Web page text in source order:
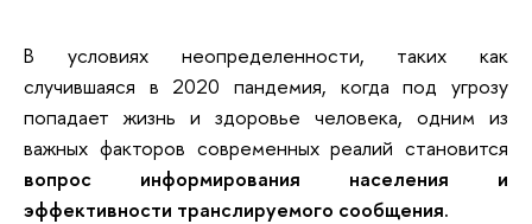
В условиях неопределенности, таких как
случившаяся в 2020 пандемия, когда под угрозу
попадает жизнь и здоровье человека, одним из
важных факторов современных реалий становится
вопрос информирования населения и
эффективности транслируемого сообщения.